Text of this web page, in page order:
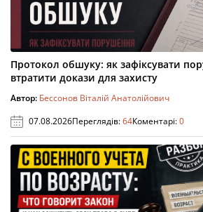
Протокол обшуку: як зафіксувати
втратити докази для захисту
Автор: Бессонов Віталій Анатолійович
07.08.2026Переглядів:64Коментарі:0